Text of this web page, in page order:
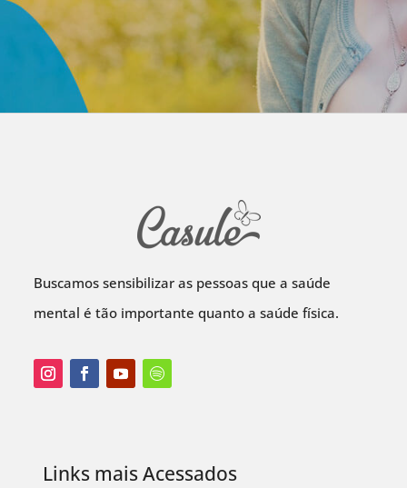
Buscamos sensibilizar as pessoas que a saúde
mental é tão importante quanto a saúde física.
Links mais Acessados